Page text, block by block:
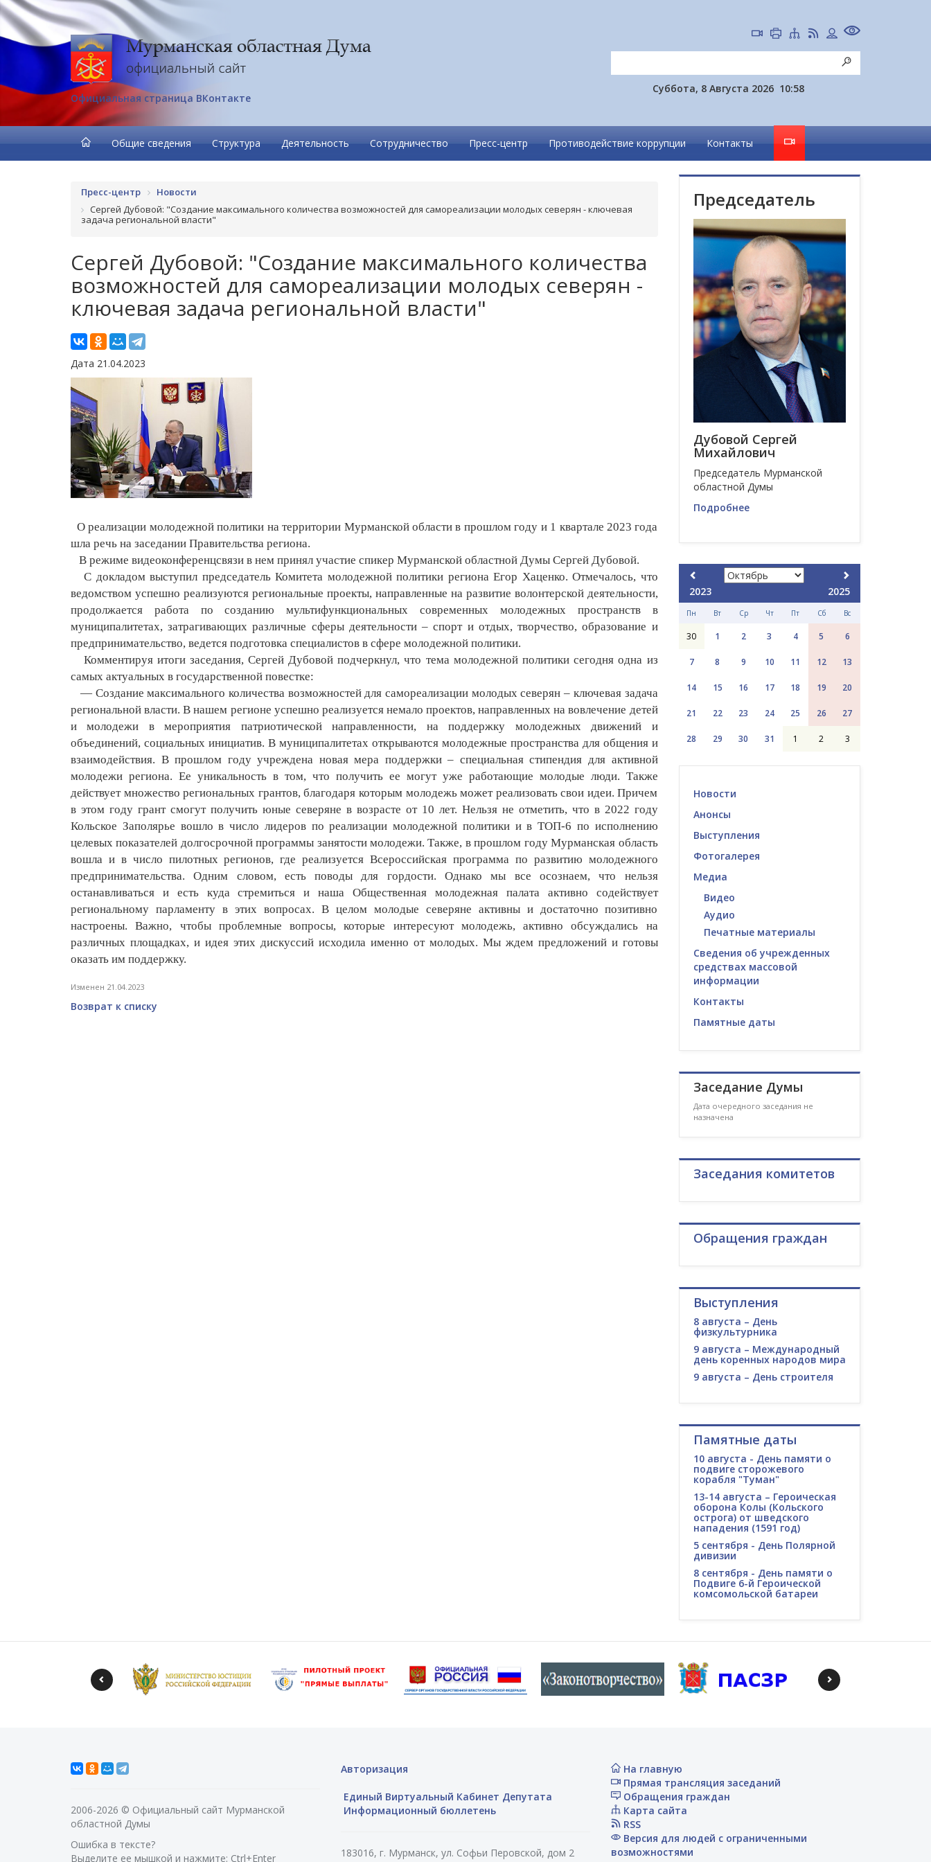
Официальная страница ВКонтакте
Суббота, 8 Августа 2026 10:58
Общие сведения Структура Деятельность Сотрудничество Пресс-центр Противодействие коррупции Контакты
Пресс-центр
Новости
Сергей Дубовой: "Создание максимального количества возможностей для самореализации молодых северян - ключевая
задача региональной власти"
Сергей Дубовой: "Создание максимального количества
возможностей для самореализации молодых северян -
ключевая задача региональной власти"
Дата 21.04.2023
О реализации молодежной политики на территории Мурманской области в прошлом году и 1 квартале 2023 года
шла речь на заседании Правительства региона.
В режиме видеоконференцсвязи в нем принял участие спикер Мурманской областной Думы Сергей Дубовой.
С докладом выступил председатель Комитета молодежной политики региона Егор Хаценко. Отмечалось, что
ведомством успешно реализуются региональные проекты, направленные на развитие волонтерской деятельности,
продолжается работа по созданию мультифункциональных современных молодежных пространств в
муниципалитетах, затрагивающих различные сферы деятельности – спорт и отдых, творчество, образование и
предпринимательство, ведется подготовка специалистов в сфере молодежной политики.
Комментируя итоги заседания, Сергей Дубовой подчеркнул, что тема молодежной политики сегодня одна из
самых актуальных в государственной повестке:
— Создание максимального количества возможностей для самореализации молодых северян – ключевая задача
региональной власти. В нашем регионе успешно реализуется немало проектов, направленных на вовлечение детей
и молодежи в мероприятия патриотической направленности, на поддержку молодежных движений и
объединений, социальных инициатив. В муниципалитетах открываются молодежные пространства для общения и
взаимодействия. В прошлом году учреждена новая мера поддержки – специальная стипендия для активной
молодежи региона. Ее уникальность в том, что получить ее могут уже работающие молодые люди. Также
действует множество региональных грантов, благодаря которым молодежь может реализовать свои идеи. Причем
в этом году грант смогут получить юные северяне в возрасте от 10 лет. Нельзя не отметить, что в 2022 году
Кольское Заполярье вошло в число лидеров по реализации молодежной политики и в ТОП-6 по исполнению
целевых показателей долгосрочной программы занятости молодежи. Также, в прошлом году Мурманская область
вошла и в число пилотных регионов, где реализуется Всероссийская программа по развитию молодежного
предпринимательства. Одним словом, есть поводы для гордости. Однако мы все осознаем, что нельзя
останавливаться и есть куда стремиться и наша Общественная молодежная палата активно содействует
региональному парламенту в этих вопросах. В целом молодые северяне активны и достаточно позитивно
настроены. Важно, чтобы проблемные вопросы, которые интересуют молодежь, активно обсуждались на
различных площадках, и идея этих дискуссий исходила именно от молодых. Мы ждем предложений и готовы
оказать им поддержку.
Изменен 21.04.2023
Возврат к списку
Председатель
Дубовой Сергей
Михайлович
Председатель Мурманской
областной Думы
Подробнее
2023 2025
Пн Вт Ср Чт Пт Сб Вс
30 1 2 3 4 5 6
7 8 9 10 11 12 13
14 15 16 17 18 19 20
21 22 23 24 25 26 27
28 29 30 31 1 2 3
Новости
Анонсы
Выступления
Фотогалерея
Медиа
Видео
Аудио
Печатные материалы
Сведения об учрежденных
средствах массовой
информации
Контакты
Памятные даты
Заседание Думы
Дата очередного заседания не
назначена
Заседания комитетов
Обращения граждан
Выступления
8 августа – День
физкультурника
9 августа – Международный
день коренных народов мира
9 августа – День строителя
Памятные даты
10 августа - День памяти о
подвиге сторожевого
корабля "Туман"
13-14 августа – Героическая
оборона Колы (Кольского
острога) от шведского
нападения (1591 год)
5 сентября - День Полярной
дивизии
8 сентября - День памяти о
Подвиге 6-й Героической
комсомольской батареи
2006-2026 © Официальный сайт Мурманской
областной Думы
Ошибка в тексте?
Выделите ее мышкой и нажмите: Ctrl+Enter
Авторизация
Единый Виртуальный Кабинет Депутата
Информационный бюллетень
183016, г. Мурманск, ул. Софьи Перовской, дом 2
На главную
Прямая трансляция заседаний
Обращения граждан
Карта сайта
RSS
Версия для людей с ограниченными
возможностями